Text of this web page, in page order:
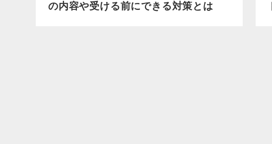
の内容や受ける前にできる対策とは